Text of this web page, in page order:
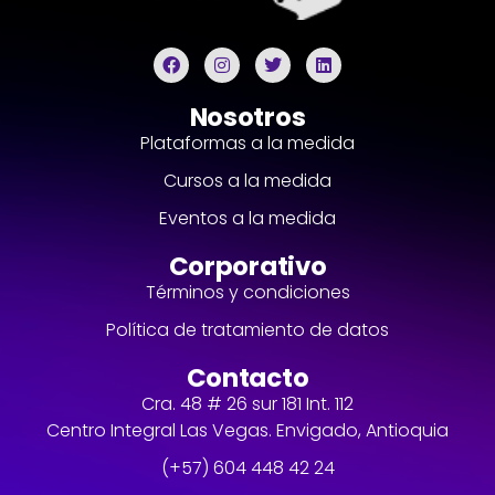
Nosotros
Plataformas a la medida
Cursos a la medida
Eventos a la medida
Corporativo
Términos y condiciones
Política de tratamiento de datos
Contacto
Cra. 48 # 26 sur 181 Int. 112
Centro Integral Las Vegas. Envigado, Antioquia
(+57) 604 448 42 24